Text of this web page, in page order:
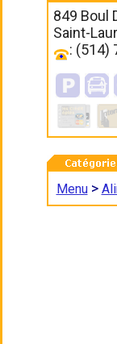
849 Boul
Saint-
: (514)
Menu>